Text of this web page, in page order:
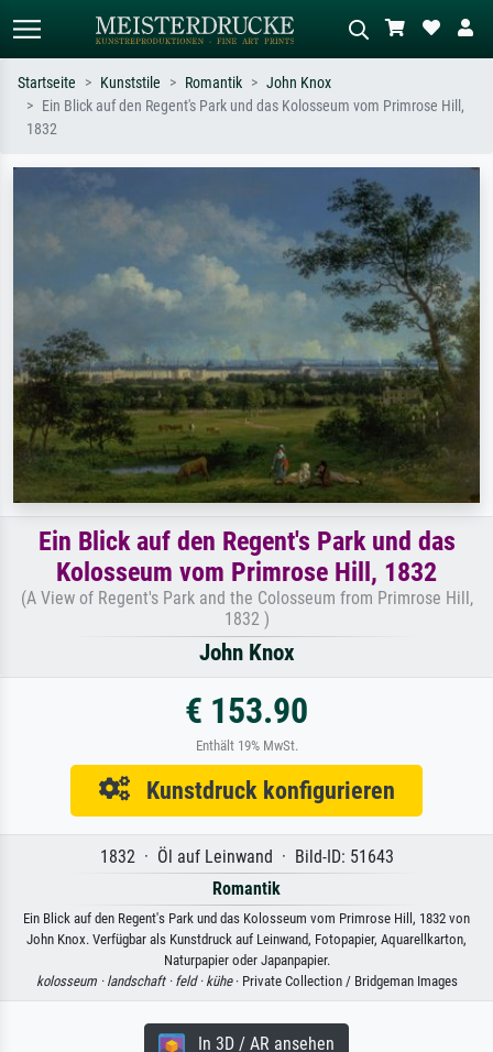
Sternennacht, Impressionismus, Welle
Hokusai, Akt.
Wiese, Abstrakt mit viel Rot, Dunkles
Ölgemälde, Stehender Akt neben einem
Baum.
Startseite Kunststile Romantik
John Knox
Ein Blick auf den Regent's Park und das Kolosseum vom Primrose Hill,
1832
Ein Blick auf den Regent's Park und das
Kolosseum vom Primrose Hill, 1832
(A View of Regent's Park and the Colosseum from Primrose Hill,
1832 )
John Knox
€ 153.90
Enthält 19% MwSt.
Kunstdruck konfigurieren
1832 · Öl auf Leinwand · Bild-ID: 51643
Romantik
Ein Blick auf den Regent's Park und das Kolosseum vom Primrose Hill, 1832 von
John Knox. Verfügbar als Kunstdruck auf Leinwand, Fotopapier, Aquarellkarton,
Naturpapier oder Japanpapier.
kolosseum · landschaft · feld · kühe· Private Collection / Bridgeman Images
In 3D / AR ansehen